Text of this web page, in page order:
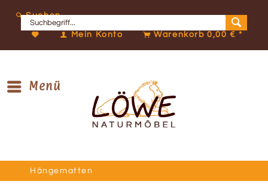
Suchen
Mein Konto Warenkorb0,00 € *
Menü
Hängematten